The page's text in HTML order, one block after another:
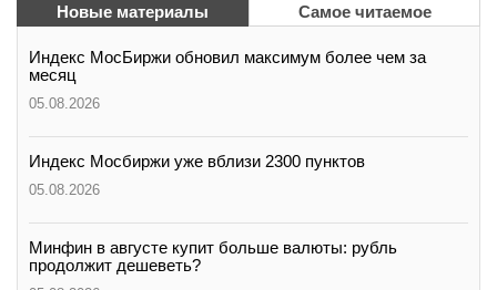
Новые материалы Самое читаемое
Индекс МосБиржи обновил максимум более чем за
месяц
05.08.2026
Индекс Мосбиржи уже вблизи 2300 пунктов
05.08.2026
Минфин в августе купит больше валюты: рубль
продолжит дешеветь?